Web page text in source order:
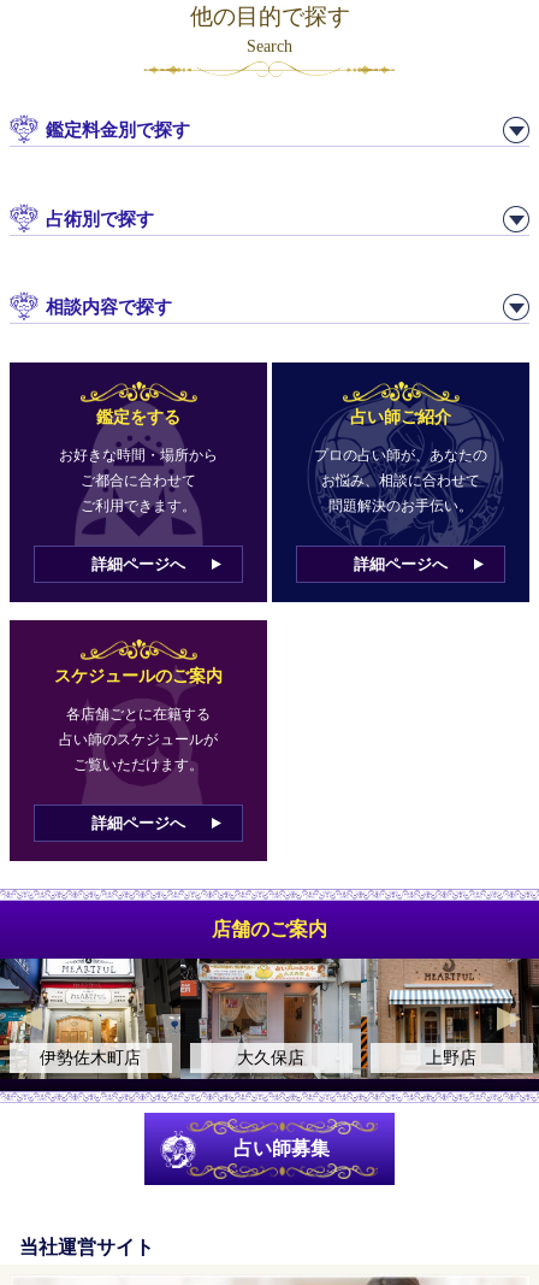
他の目的で探す
Search
鑑定料金別で探す
占術別で探す
相談内容で探す
鑑定をする
お好きな時間・場所から
ご都合に合わせて
ご利用できます。
詳細ページへ
占い師ご紹介
プロの占い師が、あなたの
お悩み、相談に合わせて
問題解決のお手伝い。
詳細ページへ
スケジュールのご案内
各店舗ごとに在籍する
占い師のスケジュールが
ご覧いただけます。
詳細ページへ
店舗のご案内
佐木町店 上野店
占い師募集
当社運営サイト